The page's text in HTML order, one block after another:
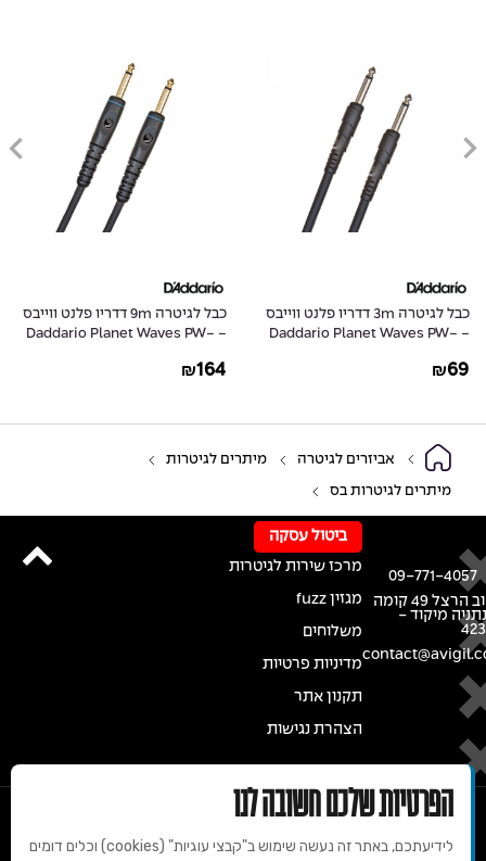
כבל לגיטרה 3m דדריו פלנט ווייבס
- Daddario Planet Waves PW-
₪69
כבל לגיטרה 9m דדריו פלנט ווייבס
- Daddario Planet Waves PW-
₪164
אביזרים לגיטרה מיתרים לגיטרות
מיתרים לגיטרות בס
רחוב הרצל 49 קומה
מיקוד -
09-771-4057
ביטול עסקה
מרכז שירות לגיטרות
מגזין fuzz
משלוחים
מדיניות פרטיות
תקנון אתר
הצהרת נגישות
הפרטיות שלכם חשובה לנו
לידיעתכם, באתר זה נעשה שימוש ב"קבצי עוגיות" (cookies) וכלים דומים